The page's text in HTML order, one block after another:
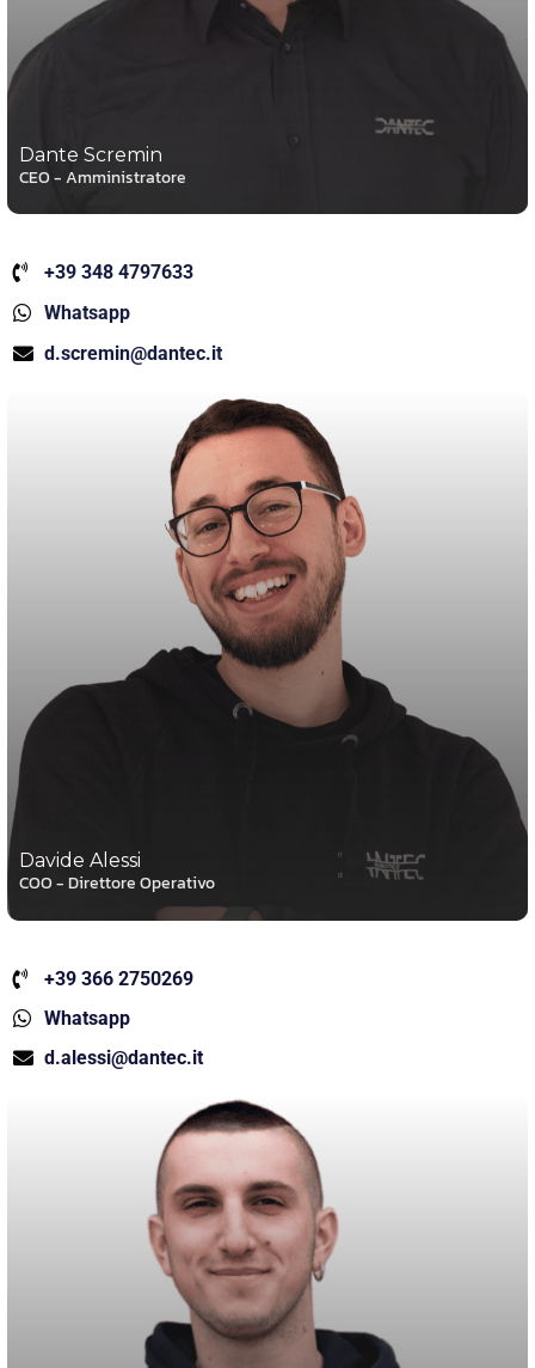
Dante Scremin
CEO - Amministratore
+39 348 4797633
Whatsapp
d.scremin@dantec.it
Davide Alessi
COO - Direttore Operativo
+39 366 2750269
Whatsapp
d.alessi@dantec.it